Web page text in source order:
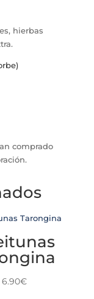
hierbas
comprado
6.90€